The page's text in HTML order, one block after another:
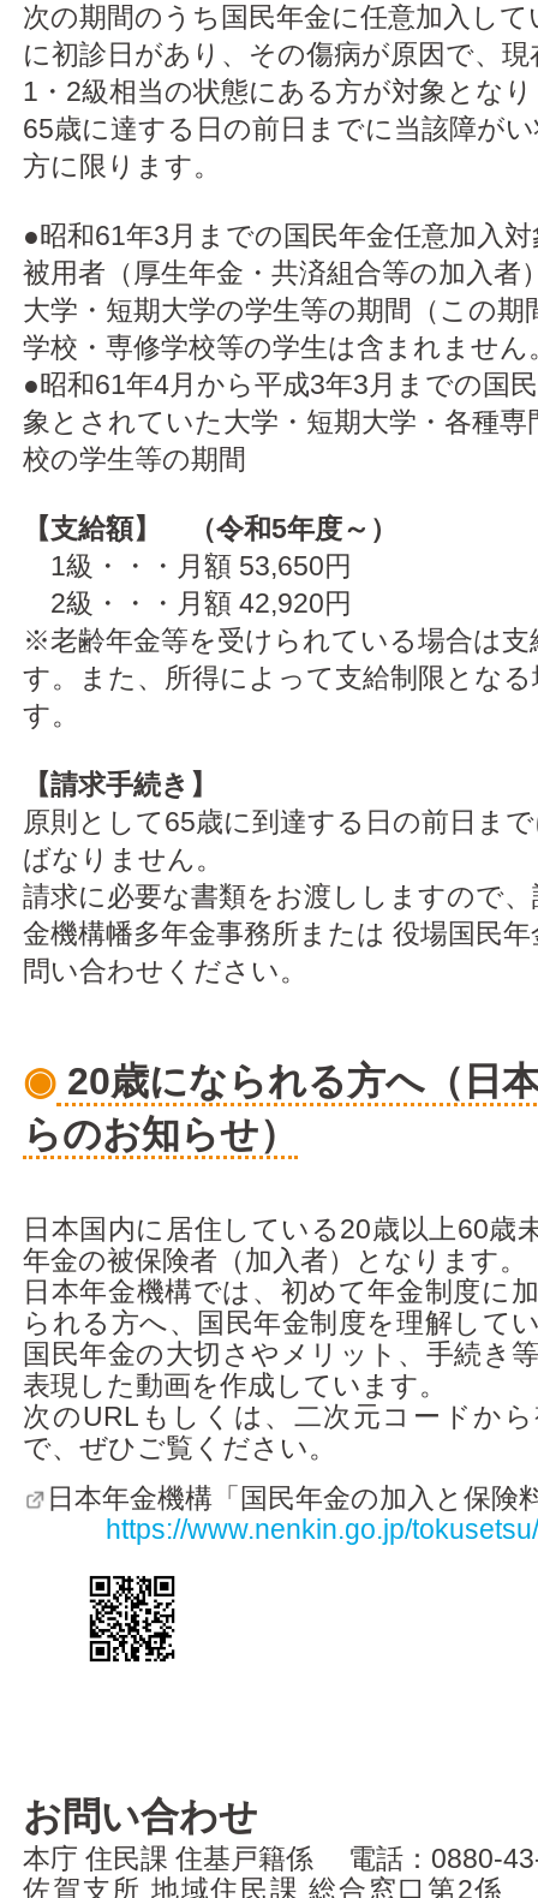
次の期間のうち国民年金に任意加入し
に初診日があり、その傷病が原因で、現
1・2級相当の状態にある方が対象とな
65歳に達する日の前日までに当該障が
方に限ります。
●昭和61年3月までの国民年金任意加入
被用者（厚生年金・共済組合等の加入者
大学・短期大学の学生等の期間（この期
学校・専修学校等の学生は含まれません
●昭和61年4月から平成3年3月までの国
象とされていた大学・短期大学・各種専
校の学生等の期間
【支給額】 （令和5年度～）
1級・・・月額 53,650円
2級・・・月額 42,920円
※老齢年金等を受けられている場合は
す。また、所得によって支給制限とな
す。
【請求手続き】
原則として65歳に到達する日の前日ま
ばなりません。
請求に必要な書類をお渡ししますので
金機構幡多年金事務所または 役場国民
問い合わせください。
◉ 20歳になられる方へ（日
らのお知らせ）
日本国内に居住している20歳以上60歳
年金の被保険者（加入者）となります。
日本年金機構では、初めて年金制度に
られる方へ、国民年金制度を理解して
国民年金の大切さやメリット、手続き
表現した動画を作成しています。
次のURLもしくは、二次元コードか
で、ぜひご覧ください。
日本年金機構「国民年金の加入と保険
https://www.nenkin.go.jp/
お問い合わせ
本庁 住民課 住基戸籍係 電話：0880-
佐賀支所 地域住民課 総合窓口第2係